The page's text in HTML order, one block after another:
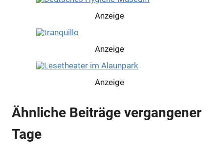
Anzeige
Anzeige
Anzeige
Ähnliche Beiträge vergangener
Tage